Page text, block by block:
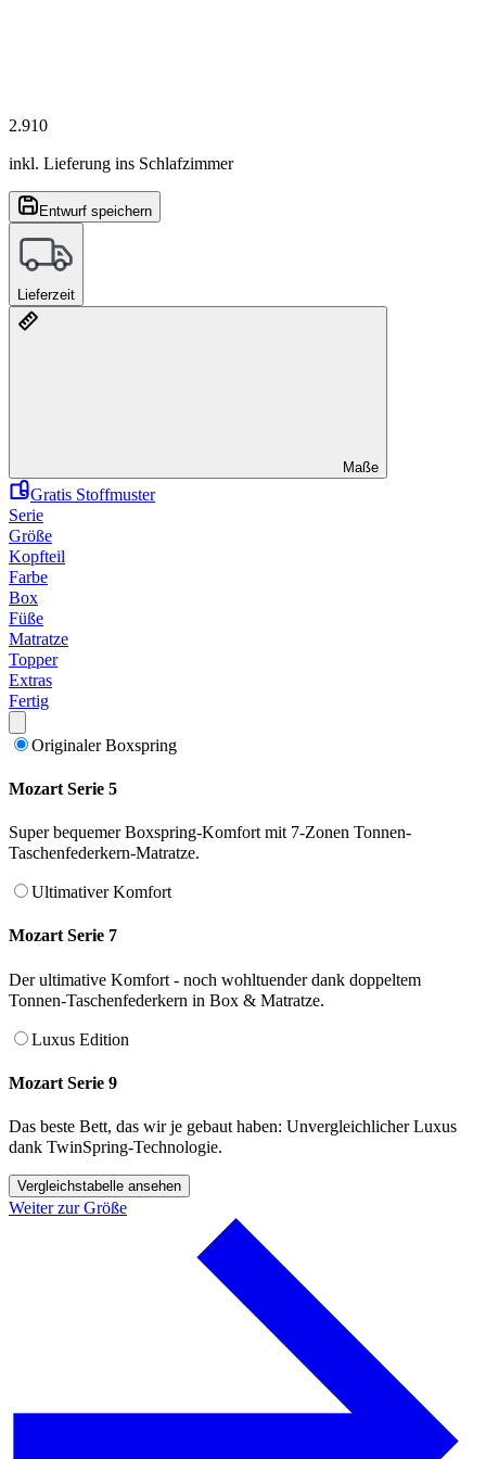
2.910
inkl. Lieferung ins Schlafzimmer
Entwurf speichern
Lieferzeit
Maße
Gratis Stoffmuster
Serie
Größe
Kopfteil
Farbe
Box
Füße
Matratze
Topper
Extras
Fertig
Originaler Boxspring
Mozart Serie 5
Super bequemer Boxspring-Komfort mit 7-Zonen Tonnen-
Taschenfederkern-Matratze.
Ultimativer Komfort
Mozart Serie 7
Der ultimative Komfort - noch wohltuender dank doppeltem
Tonnen-Taschenfederkern in Box & Matratze.
Luxus Edition
Mozart Serie 9
Das beste Bett, das wir je gebaut haben: Unvergleichlicher Luxus
dank TwinSpring-Technologie.
Vergleichstabelle ansehen
Weiter zur Größe